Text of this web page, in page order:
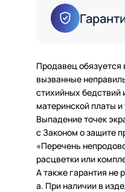
Продавец обязуется
вызванные
стихийных бедствий
материнской платы
Выпадение точек
с Законом о защите
«Перечень
расцветки или
А также гарантия не
a. При наличии в